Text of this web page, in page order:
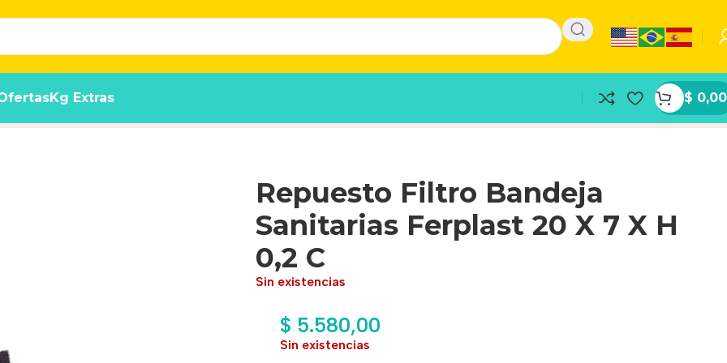
Kg Extras $ 0,00
20 X 7 X H 0,2 C
Repuesto Filtro Bandeja
Sanitarias Ferplast 20 X 7 X H
0,2 C
Sin existencias
$ 5.580,00
Sin existencias